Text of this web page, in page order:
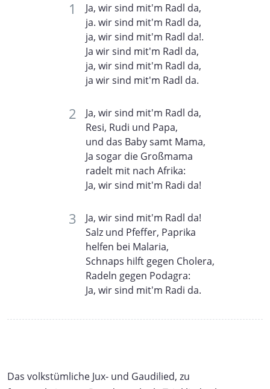
Ja, wir sind mit'm Radl da,
ja. wir sind mit'm Radl da,
ja, wir sind mit'm Radl da!.
Ja wir sind mit'm Radl da,
ja, wir sind mit'm Radl da,
ja wir sind mit'm Radl da.
Ja, wir sind mit'm Radl da,
Resi, Rudi und Papa,
und das Baby samt Mama,
Ja sogar die Großmama
radelt mit nach Afrika:
Ja, wir sind mit'm Radi da!
Ja, wir sind mit'm Radl da!
Salz und Pfeffer, Paprika
helfen bei Malaria,
Schnaps hilft gegen Cholera,
Radeln gegen Podagra:
Ja, wir sind mit'm Radi da.
Das volkstümliche Jux- und Gaudilied, zu